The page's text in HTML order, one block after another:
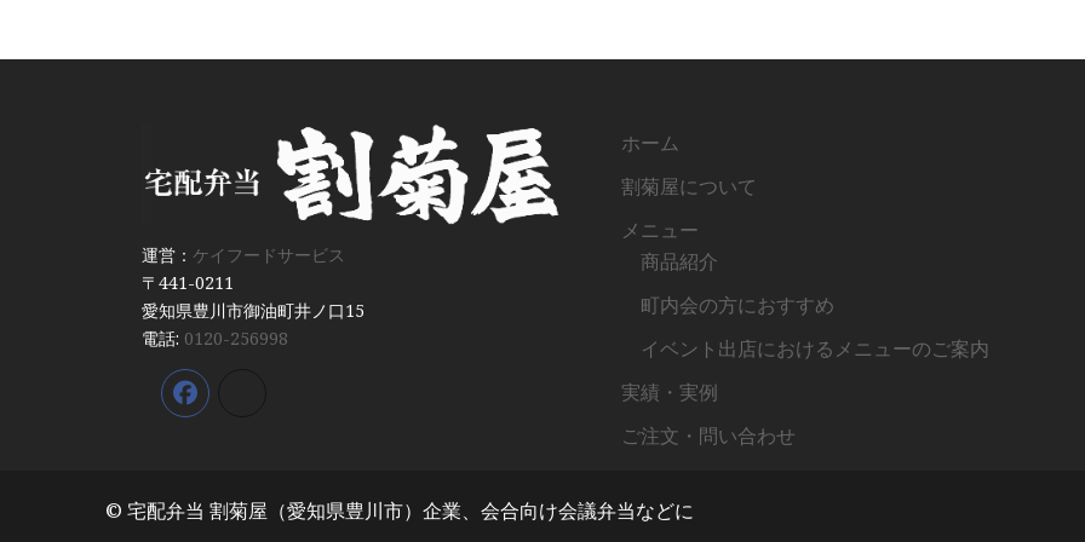
運営： ケイフードサービス
〒441-0211
愛知県豊川市御油町井ノ口15
電話: 0120-256998
ホーム
割菊屋について
メニュー
商品紹介
町内会の方におすすめ
イベント出店におけるメニューのご案内
実績・実例
ご注文・問い合わせ
© 宅配弁当 割菊屋（愛知県豊川市）企業、会合向け会議弁当などに